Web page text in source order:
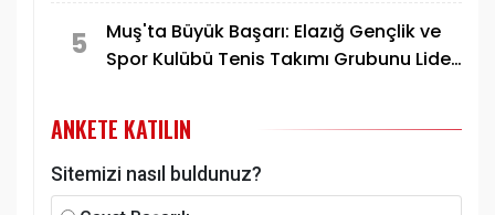
5
Muş'ta Büyük Başarı: Elazığ Gençlik ve
Spor Kulübü Tenis Takımı Grubunu Lider
ANKETE KATILIN
Sitemizi nasıl buldunuz?